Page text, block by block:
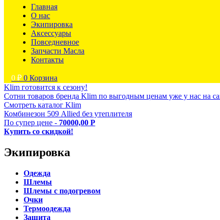
Главная
О нас
Экипировка
Аксессуары
Повседневное
Запчасти Масла
Контакты
0 ₽ 0 Корзина
Klim готовится к сезону!
Сотни товаров бренда Klim по выгодным ценам уже у нас на
Смотреть каталог Klim
Комбинезон 509 Allied без утеплителя
По супер цене - 70000,00 Р
Купить со скидкой!
Экипировка
Одежда
Шлемы
Шлемы с подогревом
Очки
Термоодежда
Защита